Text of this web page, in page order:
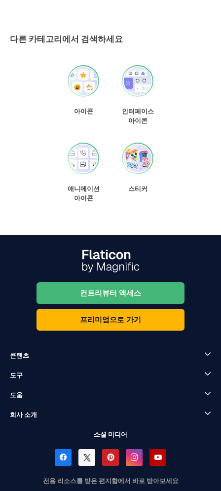
다른 카테고리에서 검색하세요
아이콘
인터페이스
아이콘
애니메이션
아이콘
스티커
컨트리뷰터 액세스
프리미엄으로 가기
콘텐츠
도구
도움
회사 소개
소셜 미디어
전용 리소스를 받은 편지함에서 바로 받아보세요